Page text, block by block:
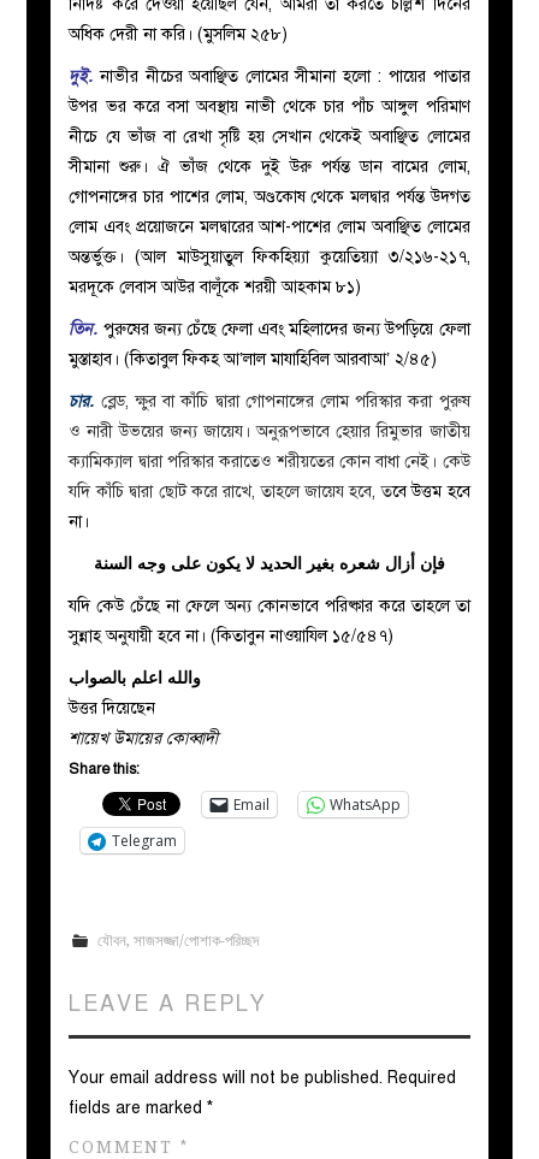
অধিক দেরী না করি। (মুসলিম ২৫৮)
দুই. নাভীর নীচের অবাঞ্ছিত লোমের সীমানা হলো : পায়ের পাতার
উপর ভর করে বসা অবস্থায় নাভী থেকে চার পাঁচ আঙ্গুল পরিমাণ
নীচে যে ভাঁজ বা রেখা সৃষ্টি হয় সেখান থেকেই অবাঞ্ছিত লোমের
সীমানা শুরু। ঐ ভাঁজ থেকে দুই উরু পর্যন্ত ডান বামের লোম,
গোপনাঙ্গের চার পাশের লোম, অণ্ডকোষ থেকে মলদ্বার পর্যন্ত উদগত
লোম এবং প্রয়োজনে মলদ্বারের আশ-পাশের লোম অবাঞ্ছিত লোমের
অন্তর্ভুক্ত। (আল মাউসুয়াতুল ফিকহিয়্যা কুয়েতিয়্যা ৩/২১৬-২১৭,
মরদূকে লেবাস আউর বালূঁকে শরয়ী আহকাম ৮১)
তিন. পুরুষের জন্য চেঁছে ফেলা এবং মহিলাদের জন্য উপড়িয়ে ফেলা
মুস্তাহাব। (কিতাবুল ফিকহ আ’লাল মাযাহিবিল আরবাআ’ ২/৪৫)
চার. ব্লেড, ক্ষুর বা কাঁচি দ্বারা গোপনাঙ্গের লোম পরিস্কার করা পুরুষ
ও নারী উভয়ের জন্য জায়েয। অনুরূপভাবে হেয়ার রিমুভার জাতীয়
ক্যামিক্যাল দ্বারা পরিস্কার করাতেও শরীয়তের কোন বাধা নেই। কেউ
যদি কাঁচি দ্বারা ছোট করে রাখে, তাহলে জায়েয হবে, তবে উত্তম হবে
না।
فإن أزال شعره بغير الحديد لا يكون على وجه السنة
যদি কেউ চেঁছে না ফেলে অন্য কোনভাবে পরিষ্কার করে তাহলে তা
সুন্নাহ অনুযায়ী হবে না। (কিতাবুন নাওয়াযিল ১৫/৫৪৭)
والله اعلم بالصواب
উত্তর দিয়েছেন
শায়েখ উমায়ের কোব্বাদী
Share this:
Email
WhatsApp
Telegram
যৌবন, সাজসজ্জা/পোশাক-পরিচ্ছদ
LEAVE A REPLY
Your email address will not be published. Required
fields are marked*
COMMENT*